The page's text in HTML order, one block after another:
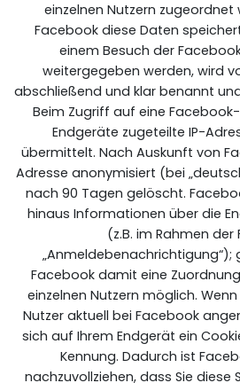
einzelnen Nutzern zugeordnet
Facebook diese Daten
einem Besuch der
weitergegeben werden, wird
abschließend und klar benannt
Beim Zugriff auf eine
Endgeräte zugeteilte IP-
übermittelt. Nach Auskunft von
Adresse anonymisiert (bei
nach 90 Tagen gelöscht.
hinaus Informationen über die
(z.B. im Rahmen der
„Anmeldebenachrichtigung“);
Facebook damit eine
einzelnen Nutzern möglich.
Nutzer aktuell bei Facebook
sich auf Ihrem Endgerät ein
Kennung. Dadurch ist
nachzuvollziehen, dass Sie